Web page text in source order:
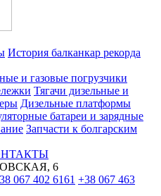
История балканкар рекорда
и газовые погрузчики
Тягачи дизельные и
Дизельные платформы
батареи и зарядные
Запчасти к болгарским
6
067 402 6161 +38 067 463